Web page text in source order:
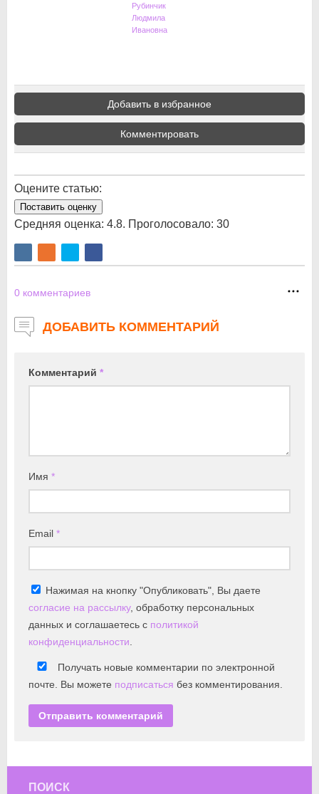
Рубинчик
Людмила
Ивановна
Добавить в избранное
Комментировать
Оцените статью:
Поставить оценку
Средняя оценка: 4.8. Проголосовало: 30
0 комментариев
ДОБАВИТЬ КОММЕНТАРИЙ
Комментарий *
Имя *
Email *
Нажимая на кнопку "Опубликовать", Вы даете
согласие на рассылку, обработку персональных
данных и соглашаетесь с политикой
конфиденциальности
Получать новые комментарии по электронной
почте. Вы можете подписаться без комментирования.
ПОИСК